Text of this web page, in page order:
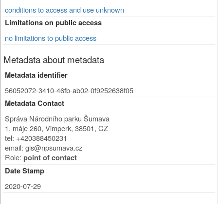
conditions to access and use unknown
Limitations on public access
no limitations to public access
Metadata about metadata
Metadata identifier
56052072-3410-46fb-ab02-0f9252638f05
Metadata Contact
Správa Národního parku Šumava
1. máje 260, Vimperk, 38501, CZ
tel: +420388450231
email: gis@npsumava.cz
Role: point of contact
Date Stamp
2020-07-29